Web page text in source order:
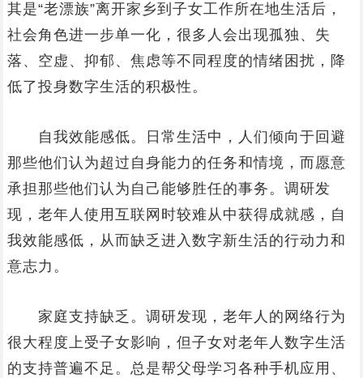
其是“老漂族”离开家乡到子女工作所在地生活后，
社会角色进一步单一化，很多人会出现孤独、失
落、空虚、抑郁、焦虑等不同程度的情绪困扰，降
低了投身数字生活的积极性。
自我效能感低。日常生活中，人们倾向于回避
那些他们认为超过自身能力的任务和情境，而愿意
承担那些他们认为自己能够胜任的事务。调研发
现，老年人使用互联网时较难从中获得成就感，自
我效能感低，从而缺乏进入数字新生活的行动力和
意志力。
家庭支持缺乏。调研发现，老年人的网络行为
很大程度上受子女影响，但子女对老年人数字生活
的支持普遍不足。总是帮父母学习各种手机应用、